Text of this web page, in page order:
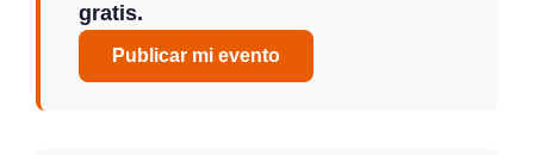
gratis.
Publicar mi evento